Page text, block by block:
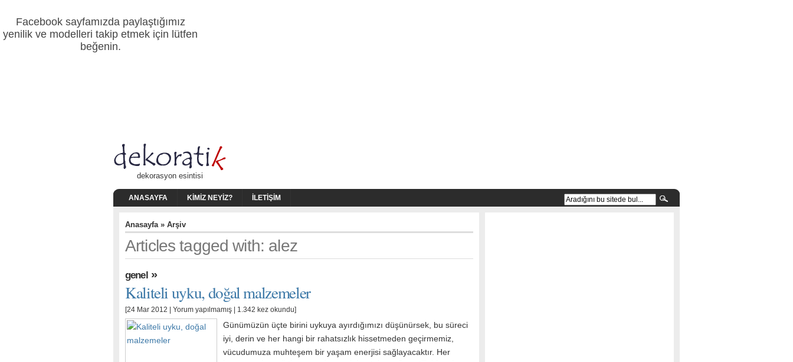
Facebook sayfamızda paylaştığımız
yenilik ve modelleri takip etmek için lütfen
beğenin.
dekorasyon esintisi
ANASAYFA KIMIZ NEYIZ? İLETIŞIM
Anasayfa» Arşiv
Articles tagged with: alez
genel»
Kaliteli uyku, doğal malzemeler
[24 Mar 2012 | Yorum yapılmamış | 1.342 kez okundu]
Günümüzün üçte birini uykuya ayırdığımızı düşünürsek, bu süreci
iyi, derin ve her hangi bir rahatsızlık hissetmeden geçirmemiz,
vücudumuza muhteşem bir yaşam enerjisi sağlayacaktır. Her